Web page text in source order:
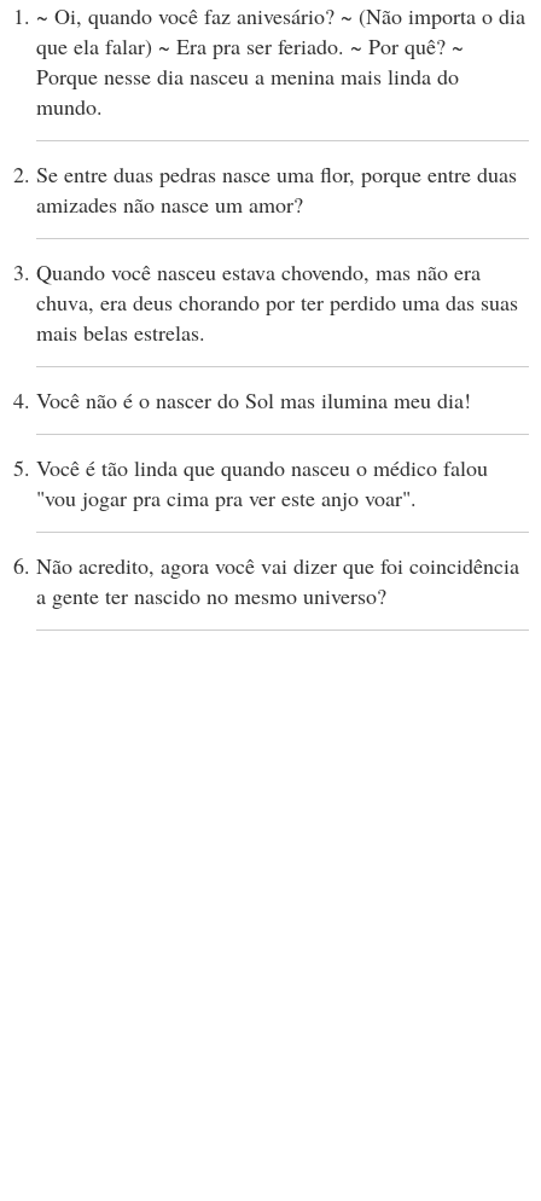
~ Oi, quando você faz anivesário? ~ (Não importa o dia
que ela falar) ~ Era pra ser feriado. ~ Por quê? ~
Porque nesse dia nasceu a menina mais linda do
mundo.
Se entre duas pedras nasce uma flor, porque entre duas
amizades não nasce um amor?
Quando você nasceu estava chovendo, mas não era
chuva, era deus chorando por ter perdido uma das suas
mais belas estrelas.
Você não é o nascer do Sol mas ilumina meu dia!
Você é tão linda que quando nasceu o médico falou
"vou jogar pra cima pra ver este anjo voar".
Não acredito, agora você vai dizer que foi coincidência
a gente ter nascido no mesmo universo?